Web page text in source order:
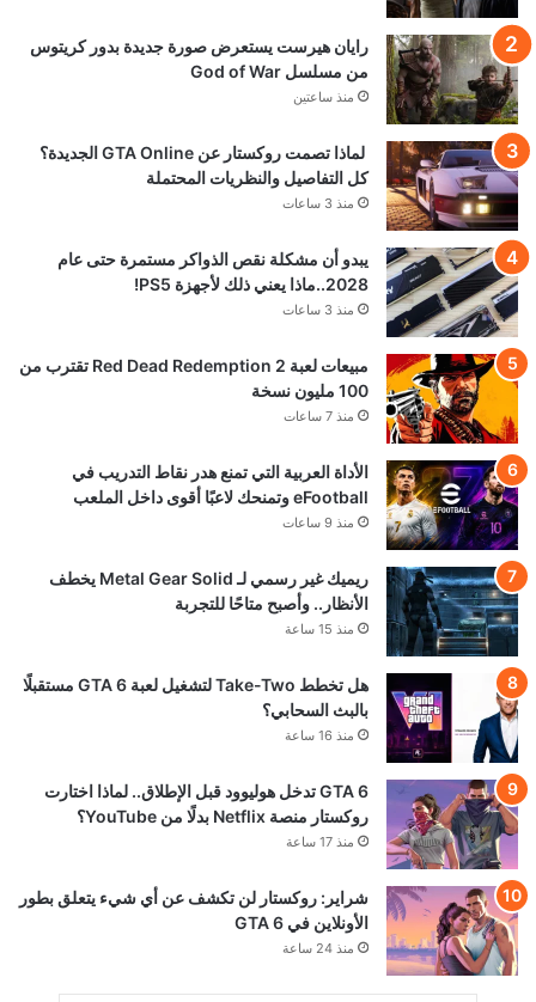
رايان هيرست يستعرض صورة جديدة بدور كريتوس
من مسلسل God of War
منذ ساعتين
لماذا تصمت روكستار عن GTA Online الجديدة؟
كل التفاصيل والنظريات المحتملة
منذ 3 ساعات
يبدو أن مشكلة نقص الذواكر مستمرة حتى عام
2028..ماذا يعني ذلك لأجهزة PS5!
منذ 3 ساعات
مبيعات لعبة Red Dead Redemption 2 تقترب من
100 مليون نسخة
منذ 7 ساعات
الأداة العربية التي تمنع هدر نقاط التدريب في
eFootball وتمنحك لاعبًا أقوى داخل الملعب
منذ 9 ساعات
ريميك غير رسمي لـ Metal Gear Solid يخطف
الأنظار.. وأصبح متاحًا للتجربة
منذ 15 ساعة
هل تخطط Take-Two لتشغيل لعبة GTA 6 مستقبلًا
بالبث السحابي؟
منذ 16 ساعة
GTA 6 تدخل هوليوود قبل الإطلاق.. لماذا اختارت
روكستار منصة Netflix بدلًا من YouTube؟
منذ 17 ساعة
شراير: روكستار لن تكشف عن أي شيء يتعلق بطور
الأونلاين في GTA 6
منذ 24 ساعة